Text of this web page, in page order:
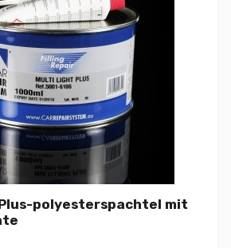
polyesterspachtel mit